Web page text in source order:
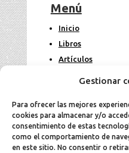
Gestionar
Para ofrecer las mejores
cookies para almacenar y/o
consentimiento de estas
como el comportamiento de
en este sitio. No consentir o
Menú
Inicio
Libros
Artículos
Legal
Aviso Legal